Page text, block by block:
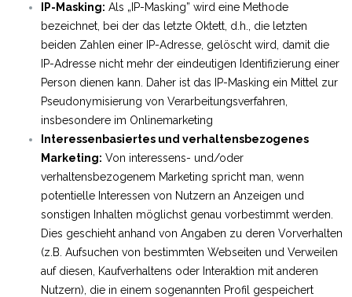
IP-Masking: Als „IP-Masking” wird eine Methode
bezeichnet, bei der das letzte Oktett, d.h., die letzten
beiden Zahlen einer IP-Adresse, gelöscht wird, damit die
IP-Adresse nicht mehr der eindeutigen Identifizierung einer
Person dienen kann. Daher ist das IP-Masking ein Mittel zur
Pseudonymisierung von Verarbeitungsverfahren,
insbesondere im Onlinemarketing
Interessenbasiertes und verhaltensbezogenes
Marketing: Von interessens- und/oder
verhaltensbezogenem Marketing spricht man, wenn
potentielle Interessen von Nutzern an Anzeigen und
sonstigen Inhalten möglichst genau vorbestimmt werden.
Dies geschieht anhand von Angaben zu deren Vorverhalten
(z.B. Aufsuchen von bestimmten Webseiten und Verweilen
auf diesen, Kaufverhaltens oder Interaktion mit anderen
Nutzern), die in einem sogenannten Profil gespeichert